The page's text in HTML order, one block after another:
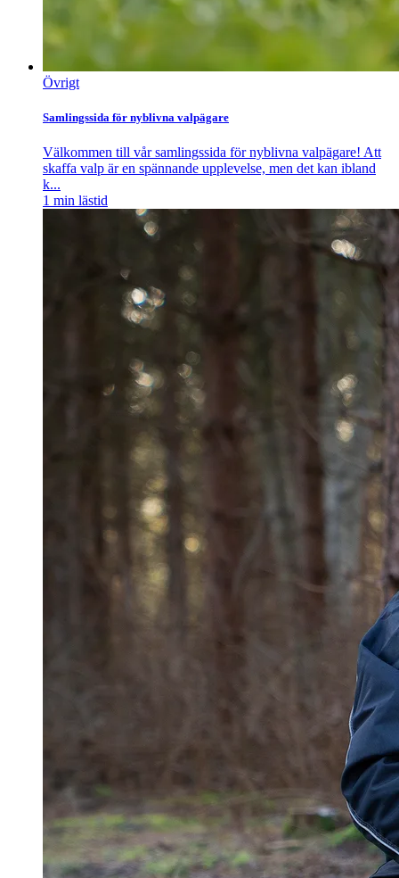
Övrigt
Samlingssida för nyblivna valpägare
Välkommen till vår samlingssida för nyblivna valpägare! Att
skaffa valp är en spännande upplevelse, men det kan ibland
k...
1 min lästid